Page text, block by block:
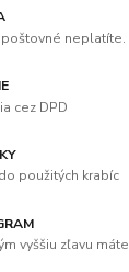
poštovné neplatíte.
cez DPD
použitých krabíc
vyššiu zľavu máte